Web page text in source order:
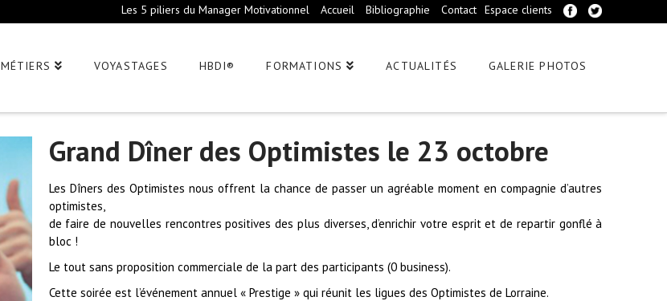
Les 5 piliers du Manager Motivationnel Accueil Bibliographie Contact Espace clients
MÉTIERS VOYASTAGES HBDI® FORMATIONS ACTUALITÉS GALERIE PHOTOS
Grand Dîner des Optimistes le 23 octobre
Les Dîners des Optimistes nous offrent la chance de passer un agréable moment en compagnie d’autres
optimistes,
de faire de nouvelles rencontres positives des plus diverses, d’enrichir votre esprit et de repartir gonflé à
bloc !
Le tout sans proposition commerciale de la part des participants (0 business).
Cette soirée est l’événement annuel « Prestige » qui réunit les ligues des Optimistes de Lorraine.